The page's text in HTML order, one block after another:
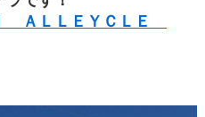
ＡＬＬＥＹＣＬＥ